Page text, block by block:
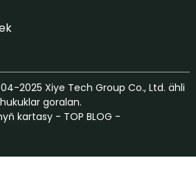
2025 Xiye Tech Group Co., Ltd. ähli
hukuklar goralan.
kartasy - TOP BLOG -